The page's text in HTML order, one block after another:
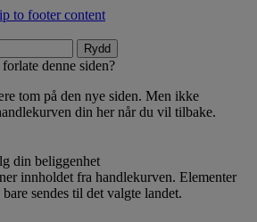
to footer content
Rydd
denne siden?
tom på den nye siden. Men ikke
din her når du vil tilbake.
din beliggenhet
innholdet fra handlekurven. Elementer
sendes til det valgte landet.